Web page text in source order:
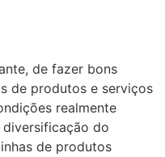
de fazer bons
de produtos e serviços
realmente
do
de produtos